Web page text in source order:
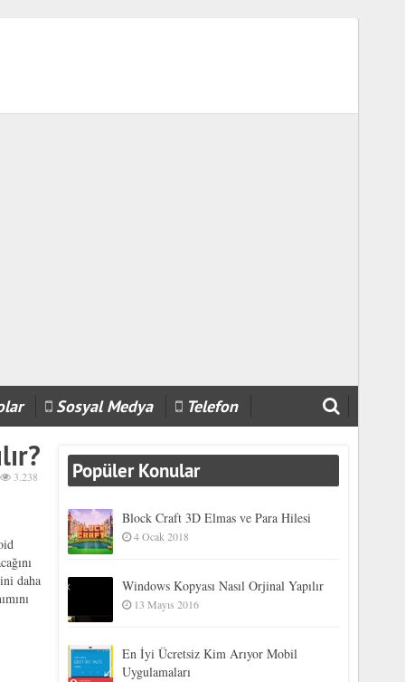
Sosyal Medya Telefon
3.238
daha
Popüler Konular
Block Craft 3D Elmas ve Para Hilesi
4 Ocak 2018
Windows Kopyası Nasıl Orjinal Yapılır
13 Mayıs 2016
En İyi Ücretsiz Kim Arıyor Mobil
Uygulamaları